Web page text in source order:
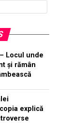
Locul unde
și rămân
explică